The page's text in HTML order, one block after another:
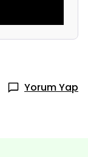
Yorum Yap